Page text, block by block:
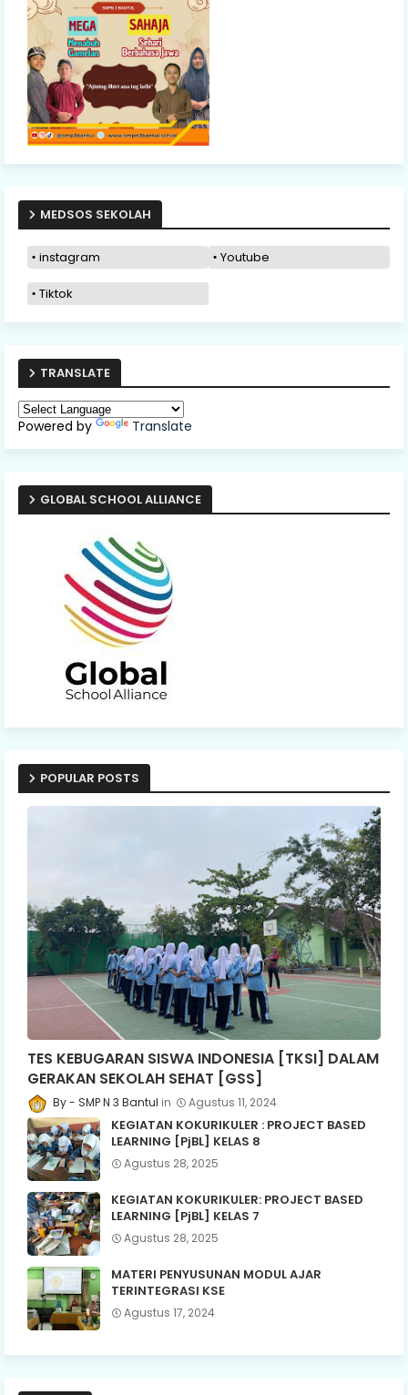
MEDSOS SEKOLAH
instagram Youtube
Tiktok
TRANSLATE
Powered by Translate
GLOBAL SCHOOL ALLIANCE
POPULAR POSTS
TES KEBUGARAN SISWA INDONESIA [TKSI] DALAM
GERAKAN SEKOLAH SEHAT [GSS]
SMP N 3 Bantul Agustus 11, 2024
KEGIATAN KOKURIKULER : PROJECT BASED
LEARNING [PjBL] KELAS 8
Agustus 28, 2025
KEGIATAN KOKURIKULER: PROJECT BASED
LEARNING [PjBL] KELAS 7
Agustus 28, 2025
MATERI PENYUSUNAN MODUL AJAR
TERINTEGRASI KSE
Agustus 17, 2024